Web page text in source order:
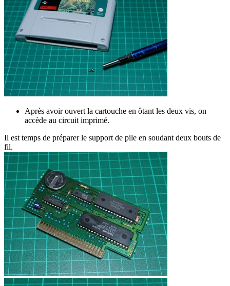
Après avoir ouvert la cartouche en ôtant les deux vis, on
accède au circuit imprimé.
Il est temps de préparer le support de pile en soudant deux bouts de
fil.